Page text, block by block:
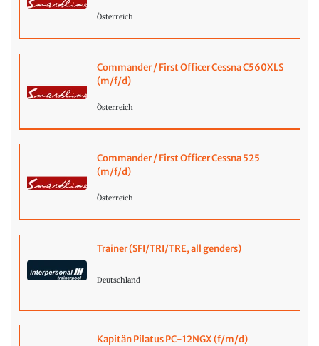
Österreich
Commander / First Officer Cessna C560XLS
(m/f/d)
Österreich
Commander / First Officer Cessna 525
(m/f/d)
Österreich
Trainer (SFI/TRI/TRE, all genders)
Deutschland
Kapitän Pilatus PC-12NGX (f/m/d)